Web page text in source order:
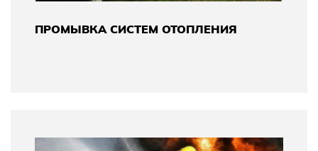
ПРОМЫВКА СИСТЕМ ОТОПЛЕНИЯ